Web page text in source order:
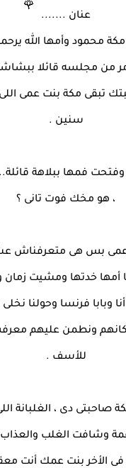
عنان .......
محمود وأمها الله
من مجلسه قائلا
تبقى مكة بنت عمى اللى
سنين .
فمها ببلاهة
، هو مخك فوت تانى ؟
عمى بس هى متعرفناش
أمها خدتها ومشيت زمان
وبابا فرنسا وحولنا
ونطمن عليهم
للأسف .
صاحبتى دى ، الغلبانة
وشافت الغلب
الأخر بنت عمك أنت